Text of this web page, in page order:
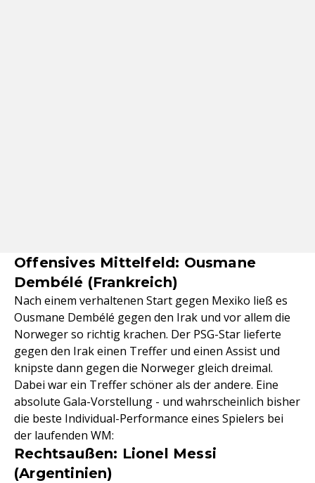
Offensives Mittelfeld: Ousmane
Dembélé (Frankreich)
Nach einem verhaltenen Start gegen Mexiko ließ es
Ousmane Dembélé gegen den Irak und vor allem die
Norweger so richtig krachen. Der PSG-Star lieferte
gegen den Irak einen Treffer und einen Assist und
knipste dann gegen die Norweger gleich dreimal.
Dabei war ein Treffer schöner als der andere. Eine
absolute Gala-Vorstellung - und wahrscheinlich bisher
die beste Individual-Performance eines Spielers bei
der laufenden WM:
Rechtsaußen: Lionel Messi
(Argentinien)